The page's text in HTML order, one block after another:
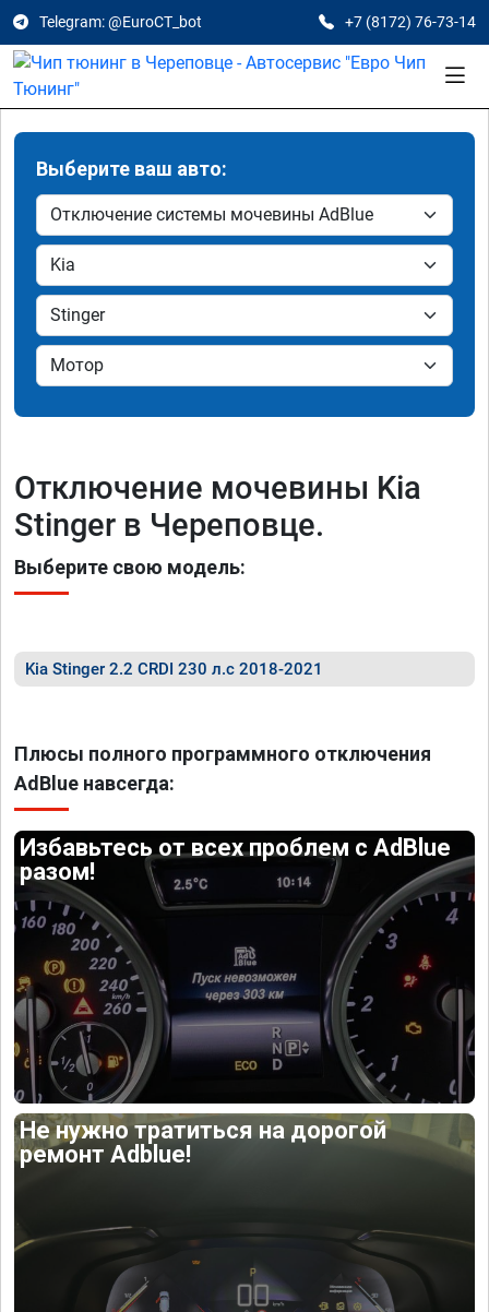
Telegram: @EuroCT_bot +7 (8172) 76-73-14
Выберите ваш авто:
Отключение мочевины Kia
Stinger в Череповце.
Выберите свою модель:
Kia Stinger 2.2 CRDI 230 л.с 2018-2021
Плюсы полного программного отключения
AdBlue навсегда:
Избавьтесь от всех проблем с AdBlue
разом!
Не нужно тратиться на дорогой
ремонт Adblue!